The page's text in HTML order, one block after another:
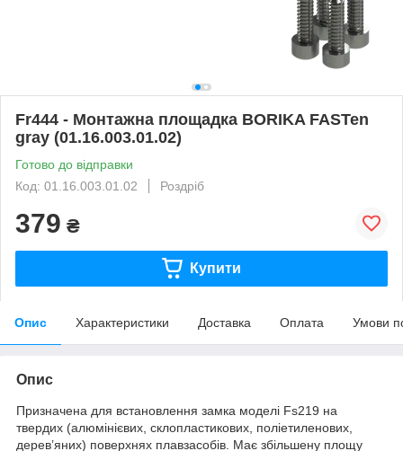
Fr444 - Монтажна площадка BORIKA FASTen
gray (01.16.003.01.02)
Готово до відправки
Код: 01.16.003.01.02
Роздріб
379 ₴
Купити
Опис Характеристики Доставка Оплата Умови
Опис
Призначена для встановлення замка моделі Fs219 на
твердих (алюмінієвих, склопластикових, поліетиленових,
дерев’яних) поверхнях плавзасобів. Має збільшену площу